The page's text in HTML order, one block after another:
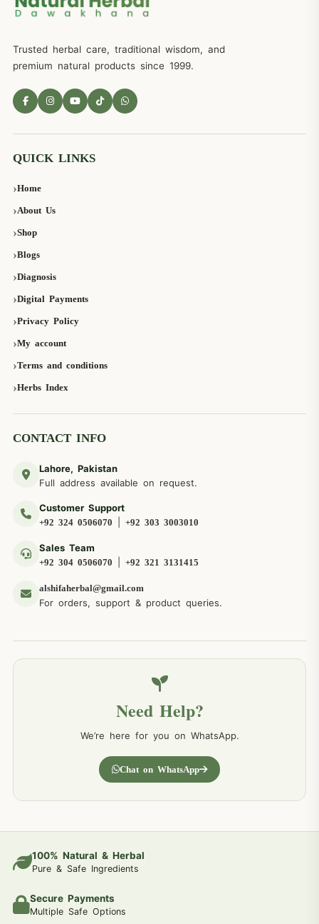
Trusted herbal care, traditional wisdom, and
premium natural products since 1999.
QUICK LINKS
Home
About Us
Shop
Blogs
Diagnosis
Digital Payments
Privacy Policy
My account
Terms and conditions
Herbs Index
CONTACT INFO
Lahore, Pakistan
Full address available on request.
Customer Support
+92 324 0506070 +92 303 3003010
Sales Team
+92 304 0506070 +92 321 3131415
alshifaherbal@gmail.com
For orders, support & product queries.
Need Help?
We’re here for you on WhatsApp.
Chat on WhatsApp
100% Natural & Herbal
Pure & Safe Ingredients
Secure Payments
Multiple Safe Options